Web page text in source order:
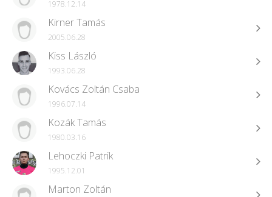
1978.12.14
Kirner Tamás
2005.06.28
Kiss László
1993.06.28
Kovács Zoltán Csaba
1996.07.14
Kozák Tamás
1980.03.16
Lehoczki Patrik
1995.12.01
Marton Zoltán